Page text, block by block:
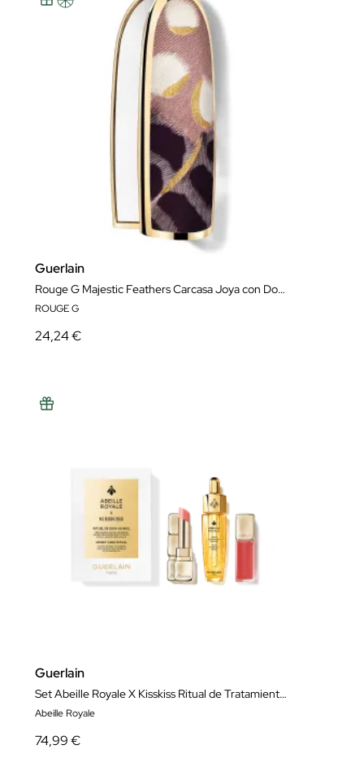
Guerlain
Rouge G Majestic Feathers Carcasa Joya con Doble Espejo Edición Limitada
ROUGE G
24,24 €
Guerlain
Set Abeille Royale X Kisskiss Ritual de Tratamiento con Miel
Abeille Royale
74,99 €